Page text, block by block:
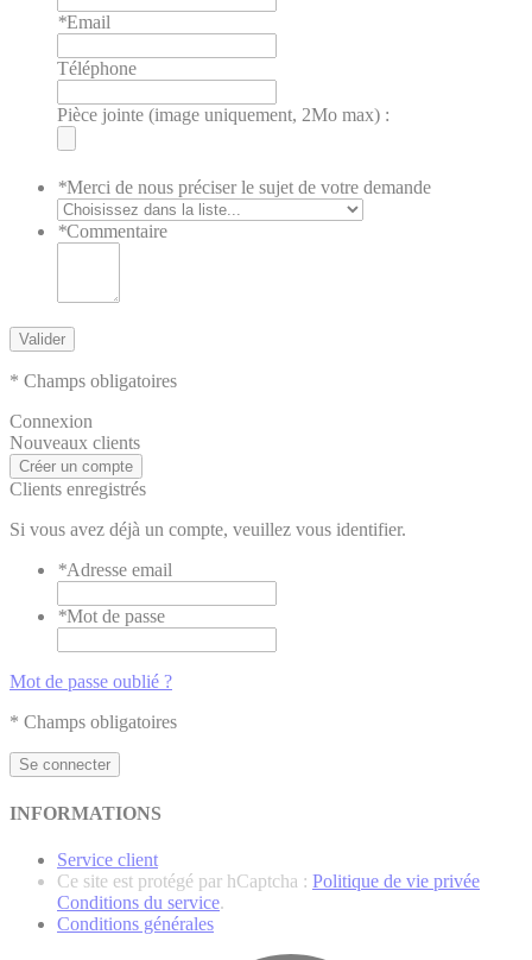
*Email
Téléphone
Pièce jointe (image uniquement, 2Mo max) :
*Merci de nous préciser le sujet de votre demande
*Commentaire
Valider
* Champs obligatoires
Connexion
Nouveaux clients
Créer un compte
Clients enregistrés
Si vous avez déjà un compte, veuillez vous identifier.
*Adresse email
*Mot de passe
Mot de passe oublié ?
* Champs obligatoires
Se connecter
INFORMATIONS
Service client
Ce site est protégé par hCaptcha : Politique de vie privée
Conditions du service.
Conditions générales